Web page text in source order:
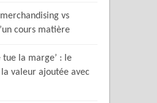
vs
cours matière
tue la marge’ : le
valeur ajoutée avec